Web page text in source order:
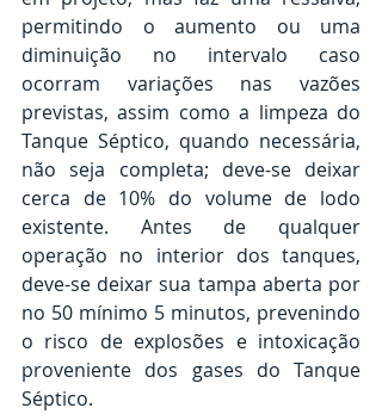
permitindo o aumento ou uma
diminuição no intervalo caso
ocorram variações nas vazões
previstas, assim como a limpeza do
Tanque Séptico, quando necessária,
não seja completa; deve-se deixar
cerca de 10% do volume de lodo
existente. Antes de qualquer
operação no interior dos tanques,
deve-se deixar sua tampa aberta por
no 50 mínimo 5 minutos, prevenindo
o risco de explosões e intoxicação
proveniente dos gases do Tanque
Séptico.